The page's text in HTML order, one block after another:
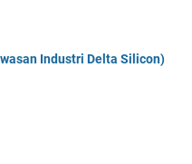
Industri Delta Silicon)